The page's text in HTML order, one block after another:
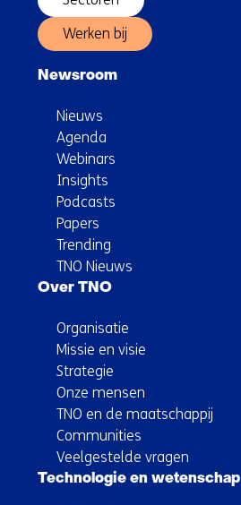
Werken bij
Newsroom
Nieuws
Agenda
Webinars
Insights
Podcasts
Papers
Trending
TNO Nieuws
Over TNO
Organisatie
Missie en visie
Strategie
Onze mensen
TNO en de maatschappij
Communities
Veelgestelde vragen
Technologie en wetenschap